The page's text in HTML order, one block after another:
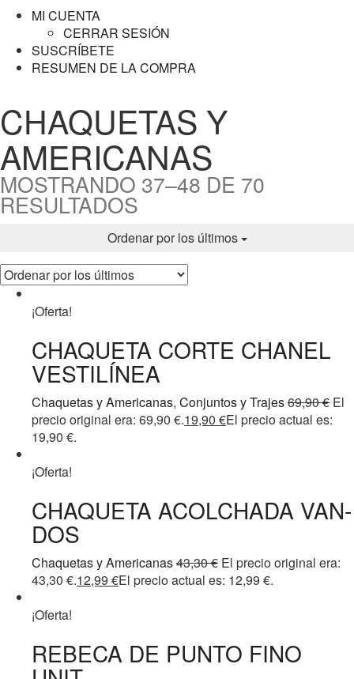
MI CUENTA
CERRAR SESIÓN
SUSCRÍBETE
RESUMEN DE LA COMPRA
CHAQUETAS Y
AMERICANAS
MOSTRANDO 37–48 DE 70
RESULTADOS
Ordenar por los últimos
¡Oferta!
CHAQUETA CORTE CHANEL
VESTILÍNEA
Chaquetas y Americanas, Conjuntos y Trajes69,90€ El
precio original era: 69,90 €.19,90 €El precio actual es:
19,90 €.
¡Oferta!
CHAQUETA ACOLCHADA VAN-
DOS
Chaquetas y Americanas43,30€ El precio original era:
43,30 €.12,99 €El precio actual es: 12,99 €.
¡Oferta!
REBECA DE PUNTO FINO